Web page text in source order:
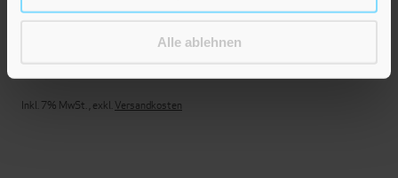
Alle ablehnen
Sei hier zugegen
Inkl. 7% MwSt. exkl. Versandkosten